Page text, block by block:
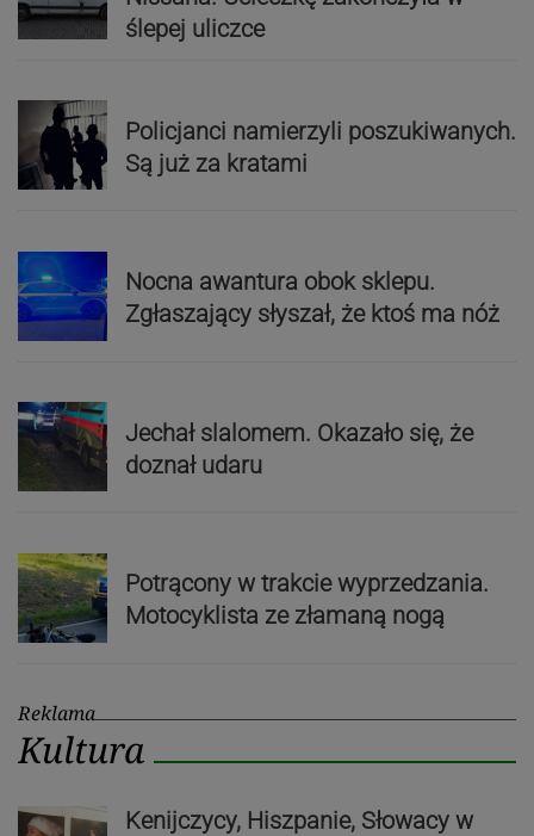
ślepej uliczce
Policjanci namierzyli poszukiwanych.
Są już za kratami
Nocna awantura obok sklepu.
Zgłaszający słyszał, że ktoś ma nóż
Jechał slalomem. Okazało się, że
doznał udaru
Potrącony w trakcie wyprzedzania.
Motocyklista ze złamaną nogą
Reklama
Kultura
Kenijczycy, Hiszpanie, Słowacy w